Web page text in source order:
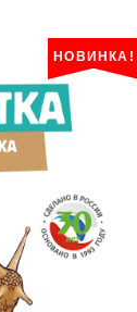
НОВИНКА!